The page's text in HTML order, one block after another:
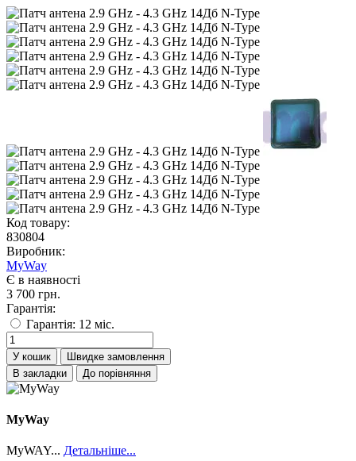
Код товару:
830804
Виробник:
MyWay
Є в наявності
3 700 грн.
Гарантія:
Гарантія: 12 міс.
У кошик
Швидке замовлення
В закладки
До порівняння
MyWay
MyWAY... Детальніше...